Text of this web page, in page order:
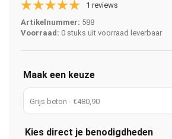
1 reviews
Artikelnummer: 588
Voorraad: 0 stuks uit voorraad leverbaar
Maak een keuze
Grijs beton - €480,90
Kies direct je benodigdheden